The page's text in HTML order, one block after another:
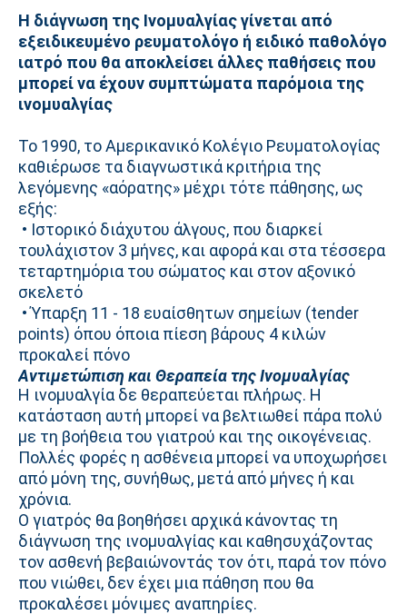
Η διάγνωση της Ινομυαλγίας γίνεται από
εξειδικευμένο ρευματολόγο ή ειδικό παθολόγο
ιατρό που θα αποκλείσει άλλες παθήσεις που
μπορεί να έχουν συμπτώματα παρόμοια της
ινομυαλγίας
Το 1990, το Αμερικανικό Κολέγιο Ρευματολογίας
καθιέρωσε τα διαγνωστικά κριτήρια της
λεγόμενης «αόρατης» μέχρι τότε πάθησης, ως
εξής:
• Ιστορικό διάχυτου άλγους, που διαρκεί
τουλάχιστον 3 μήνες, και αφορά και στα τέσσερα
τεταρτημόρια του σώματος και στον αξονικό
σκελετό
• Ύπαρξη 11 - 18 ευαίσθητων σημείων (tender
points) όπου όποια πίεση βάρους 4 κιλών
προκαλεί πόνο
Αντιμετώπιση και Θεραπεία της Ινομυαλγίας
Η ινομυαλγία δε θεραπεύεται πλήρως. Η
κατάσταση αυτή μπορεί να βελτιωθεί πάρα πολύ
με τη βοήθεια του γιατρού και της οικογένειας.
Πολλές φορές η ασθένεια μπορεί να υποχωρήσει
από μόνη της, συνήθως, μετά από μήνες ή και
χρόνια.
Ο γιατρός θα βοηθήσει αρχικά κάνοντας τη
διάγνωση της ινομυαλγίας και καθησυχάζοντας
τον ασθενή βεβαιώνοντάς τον ότι, παρά τον πόνο
που νιώθει, δεν έχει μια πάθηση που θα
προκαλέσει μόνιμες αναπηρίες.